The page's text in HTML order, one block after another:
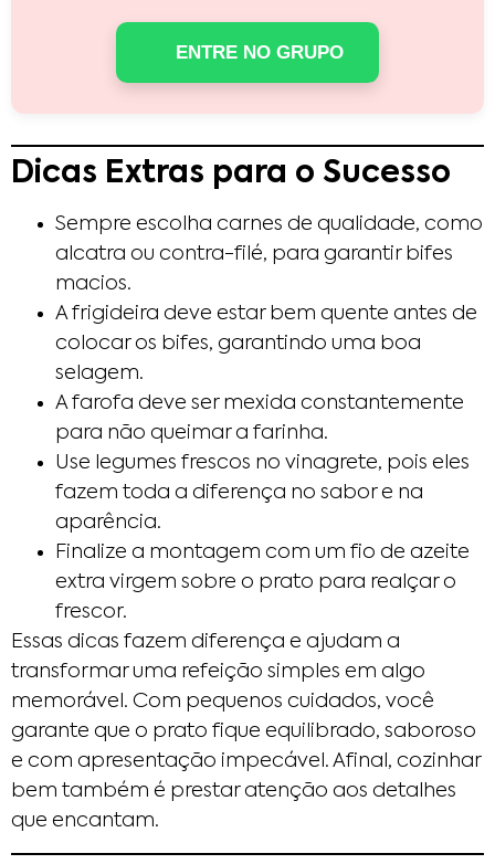
ENTRE NO GRUPO
Dicas Extras para o Sucesso
Sempre escolha carnes de qualidade, como
alcatra ou contra-filé, para garantir bifes
macios.
A frigideira deve estar bem quente antes de
colocar os bifes, garantindo uma boa
selagem.
A farofa deve ser mexida constantemente
para não queimar a farinha.
Use legumes frescos no vinagrete, pois eles
fazem toda a diferença no sabor e na
aparência.
Finalize a montagem com um fio de azeite
extra virgem sobre o prato para realçar o
frescor.
Essas dicas fazem diferença e ajudam a
transformar uma refeição simples em algo
memorável. Com pequenos cuidados, você
garante que o prato fique equilibrado, saboroso
e com apresentação impecável. Afinal, cozinhar
bem também é prestar atenção aos detalhes
que encantam.